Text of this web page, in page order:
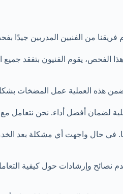
من الفنيين المدربين
لمضخات الجورة، وذلك كل 6 أشهر على الأقل. خلال
هذه العملية عمل المضخات
لضمان أفضل أداء. نحن نتعامل
حال واجهت أي مشكلة بعد
نصائح وإرشادات حول كيفية